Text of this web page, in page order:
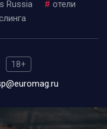
Russia # отели
18+